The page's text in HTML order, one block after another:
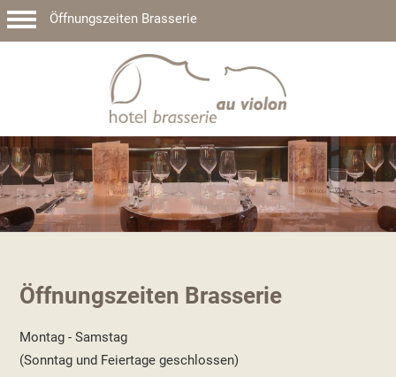
Öffnungszeiten Brasserie
Öffnungszeiten Brasserie
Montag - Samstag
(Sonntag und Feiertage geschlossen)